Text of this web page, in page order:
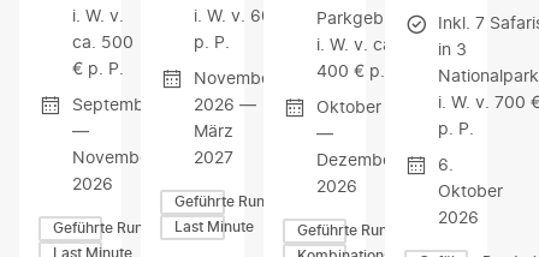
i. W. v.
ca. 500
€ p. P.
September
—
November
2026
Geführte Rundreisen
Last Minute
i. W. v. 600 €
p. P.
November
2026 —
März
2027
Geführte Rundreisen
Last Minute
Parkgebühren
i. W. v. ca.
400 € p. P.
Oktober
—
Dezember
2026
Geführte Rundreisen
Inkl. 7
in 3
i. W. v. 700
p. P.
6.
Oktober
2026